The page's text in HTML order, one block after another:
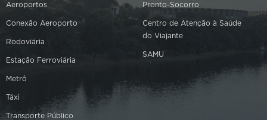
Aeroportos
Conexão Aeroporto
Rodoviária
Estação Ferroviária
Metrô
Táxi
Transporte Público
Pronto-Socorro
Centro de Atenção à Saúde
do Viajante
SAMU